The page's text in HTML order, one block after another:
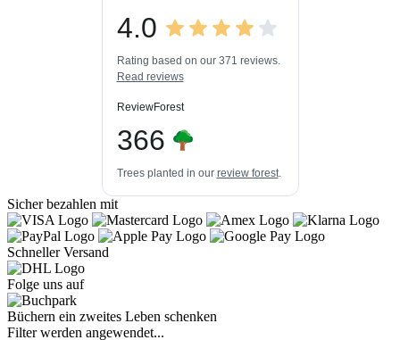
3
ProvenExpert.com
Blick aufs ProvenExpert-Profil werfen
06.08.2026
4.0
Rating based on our 371 reviews.
Read reviews
ReviewForest
366
Trees planted in our review forest.
Sicher bezahlen mit
Schneller Versand
Folge uns auf
Büchern ein zweites Leben schenken
Filter werden angewendet...